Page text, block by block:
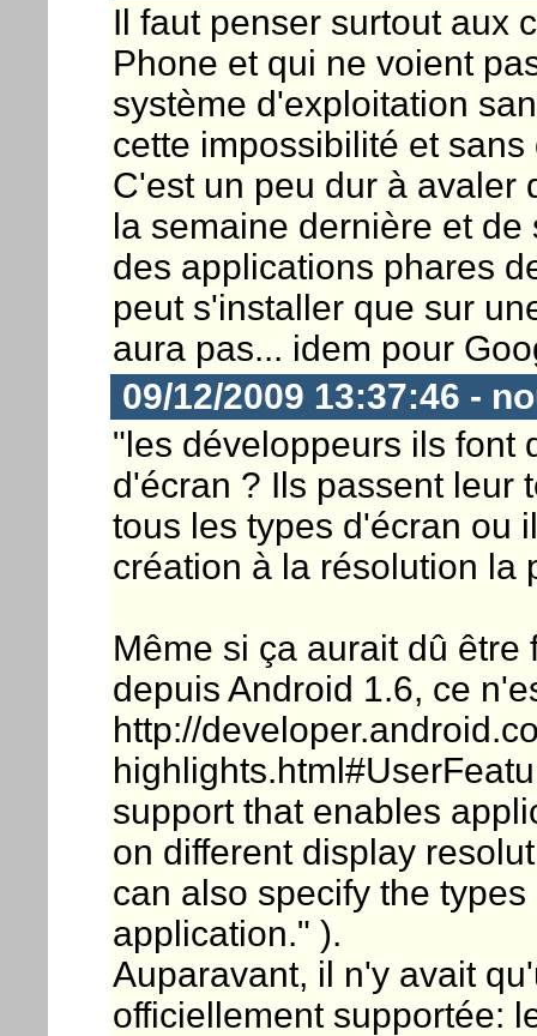
Il faut penser surtout aux
Phone et qui ne voient
système d'exploitation
cette impossibilité et
C'est un peu dur à avaler
la semaine dernière et
des applications phares
peut s'installer que sur
aura pas... idem pour
09/12/2009 13:37:46 -
"les développeurs ils font
d'écran ? Ils passent leur
tous les types d'écran ou
création à la résolution la
Même si ça aurait dû
depuis Android 1.6, ce
http://
support that enables
on different display
can also specify the
application." ).
Auparavant, il n'y avait
officiellement supportée: